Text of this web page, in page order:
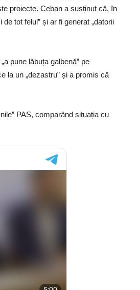
proiecte. Ceban a susținut că, în
tot felul” și ar fi generat „datorii
pune lăbuța galbenă” pe
la un „dezastru” și a promis că
PAS, comparând situația cu